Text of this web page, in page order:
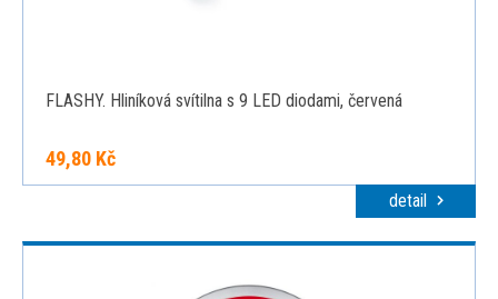
FLASHY. Hliníková svítilna s 9 LED diodami, červená
49,80 Kč
detail